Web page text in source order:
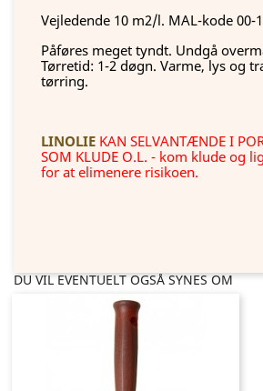
Vejledende 10 m2/l. MAL-kode 00-
Påføres meget tyndt. Undgå
Tørretid: 1-2 døgn. Varme, lys og
tørring.
LINOLIE KAN SELVANTÆNDE I
SOM KLUDE O.L. - kom klude og
for at elimenere risikoen.
DU VIL EVENTUELT OGSÅ SYNES OM